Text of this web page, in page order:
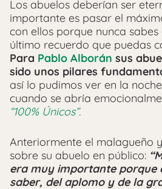
Los abuelos deberían ser
importante es pasar el
con ellos porque nunca
último recuerdo que puedas
Para Pablo Alborán sus
sido unos pilares
así lo pudimos ver en la
cuando se abría
“100% Únicos”.
Anteriormente el malagueño
sobre su abuelo en público:
era muy importante porque
saber, del aplomo y de la